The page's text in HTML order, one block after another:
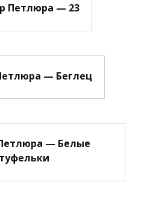
Петлюра — 23
— Беглец
— Белые
туфельки